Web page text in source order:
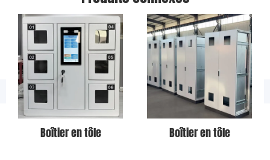
Boîtier en tôle Boîtier en tôle